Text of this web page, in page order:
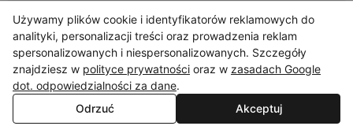
Obserwuj Triny, by nie ominęły Cię najlepsze promocje i informacje
o nowościach.
Używamy plików cookie i identyfikatorów reklamowych do
analityki, personalizacji treści oraz prowadzenia reklam
spersonalizowanych i niespersonalizowanych. Szczegóły
znajdziesz w polityce prywatności oraz w zasadach Google
dot. odpowiedzialności za dane.
Odrzuć
Akceptuj